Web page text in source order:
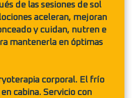
de las sesiones de sol
aceleran, mejoran
y cuidan, nutren e
mantenerla en óptimas
corporal. El frío
cabina. Servicio con